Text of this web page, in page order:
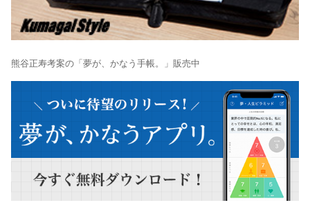
熊谷正寿考案の「夢が、かなう手帳。」販売中